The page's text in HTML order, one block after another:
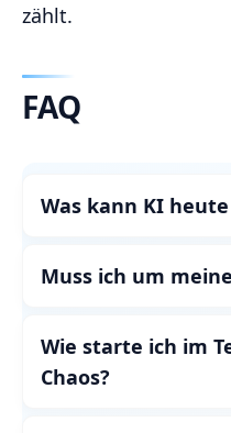
zählt.
FAQ
Was kann KI
Muss ich um
Wie starte ich im
Chaos?